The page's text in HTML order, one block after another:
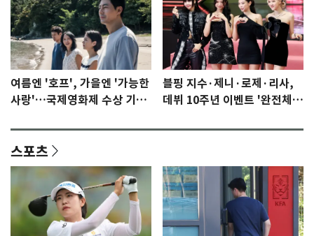
여름엔 '호프', 가을엔 '가능한
사랑'…국제영화제 수상 기대
블핑 지수·제니·로제·리사,
데뷔 10주년 이벤트 '완전체'
스포츠